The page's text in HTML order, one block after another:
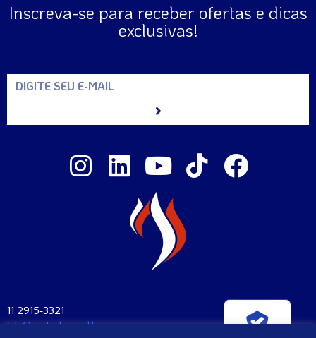
Inscreva-se para receber ofertas e dicas
exclusivas!
11 2915-3321
fale@santaclara.ind.br